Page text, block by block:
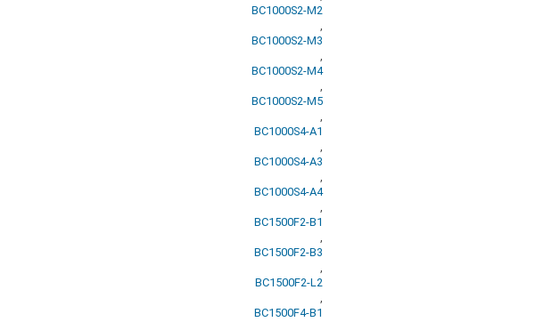
BC1000S2-M2
,
BC1000S2-M3
,
BC1000S2-M4
,
BC1000S2-M5
,
BC1000S4-A1
,
BC1000S4-A3
,
BC1000S4-A4
,
BC1500F2-B1
,
BC1500F2-B3
,
BC1500F2-L2
,
BC1500F4-B1